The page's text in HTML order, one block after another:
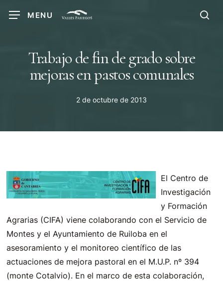
MENU
Trabajo de fin de grado sobre
mejoras en pastos comunales
2 de octubre de 2013
El Centro de
Investigación
y Formación
Agrarias (CIFA) viene colaborando con el Servicio de
Montes y el Ayuntamiento de Ruiloba en el
asesoramiento y el monitoreo científico de las
actuaciones de mejora pastoral en el M.U.P. nº 394
(monte Cotalvio). En el marco de esta colaboración,